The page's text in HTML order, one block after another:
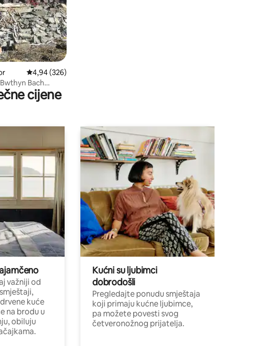
Prosječna ocjena: 4,94/5, recenzija: 326
4,94 (326)
Bach
cijene
važniji od
kuće
na brodu u
obiluju
Kućni su ljubimci
dobrodošli
Pregledajte ponudu smještaja
koji primaju kućne ljubimce,
pa možete povesti svog
četveronožnog prijatelja.